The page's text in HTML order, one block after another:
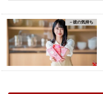
－彼の気持ち